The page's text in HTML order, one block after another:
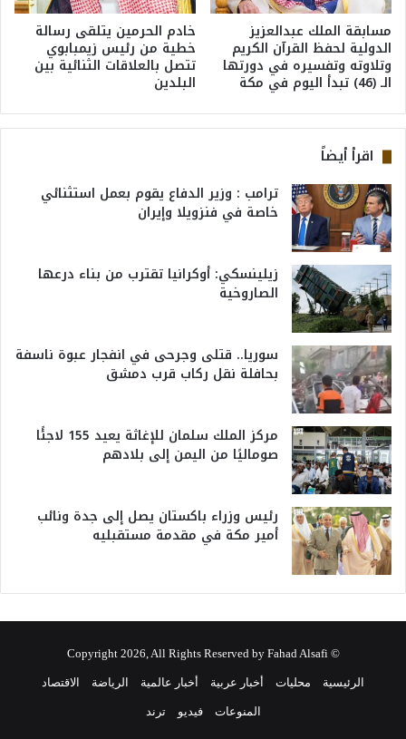
مسابقة الملك عبدالعزيز
الدولية لحفظ القرآن الكريم
وتلاوته وتفسيره في دورتها
الـ (46) تبدأ اليوم في مكة
خادم الحرمين يتلقى رسالة
خطية من رئيس زيمبابوي
تتصل بالعلاقات الثنائية بين
البلدين
اقرأ أيضاً
ترامب : وزير الدفاع يقوم بعمل استثنائي
خاصة في فنزويلا وإيران
زيلينسكي: أوكرانيا تقترب من بناء درعها
الصاروخية
سوريا.. قتلى وجرحى في انفجار عبوة ناسفة
بحافلة نقل ركاب قرب دمشق
مركز الملك سلمان للإغاثة يعيد 155 لاجئًا
صوماليًا من اليمن إلى بلادهم
رئيس وزراء باكستان يصل إلى جدة ونائب
أمير مكة في مقدمة مستقبليه
© Copyright 2026, All Rights Reserved by Fahad Alsafi
الرئيسية محليات أخبار عربية أخبار عالمية الرياضة الاقتصاد
المنوعات فيديو ترند